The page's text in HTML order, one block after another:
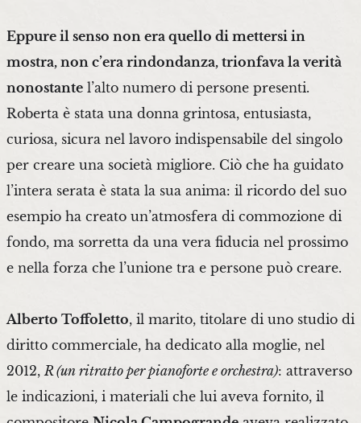
Eppure il senso non era quello di mettersi in
mostra, non c’era rindondanza, trionfava la verità
nonostante l’alto numero di persone presenti.
Roberta è stata una donna grintosa, entusiasta,
curiosa, sicura nel lavoro indispensabile del singolo
per creare una società migliore. Ciò che ha guidato
l’intera serata è stata la sua anima: il ricordo del suo
esempio ha creato un’atmosfera di commozione di
fondo, ma sorretta da una vera fiducia nel prossimo
e nella forza che l’unione tra e persone può creare.
Alberto Toffoletto, il marito, titolare di uno studio di
diritto commerciale, ha dedicato alla moglie, nel
2012, R (un ritratto per pianoforte e orchestra): attraverso
le indicazioni, i materiali che lui aveva fornito, il